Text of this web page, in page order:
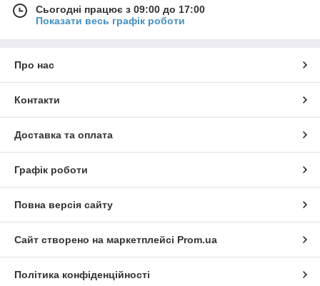
Сьогодні працює з 09:00 до 17:00
Показати весь графік роботи
Про нас
Контакти
Доставка та оплата
Графік роботи
Повна версія сайту
Сайт створено на маркетплейсі Prom.ua
Політика конфіденційності